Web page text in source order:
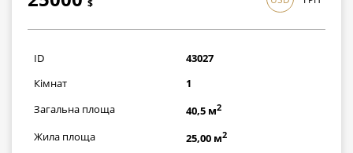
725000грн
ID
43027
Кімнат
1
Загальна площа
40,5 м2
Жила площа 25,00 м2